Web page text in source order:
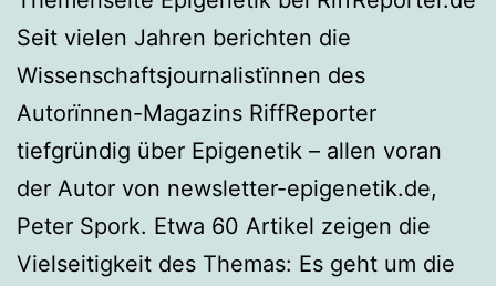
Seit vielen Jahren berichten die
Wissenschaftsjournalistïnnen des
Autorïnnen-Magazins RiffReporter
tiefgründig über Epigenetik – allen voran
der Autor von newsletter-epigenetik.de,
Peter Spork. Etwa 60 Artikel zeigen die
Vielseitigkeit des Themas: Es geht um die